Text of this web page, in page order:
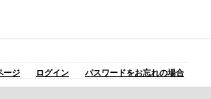
ージ ログイン パスワードをお忘れの場合